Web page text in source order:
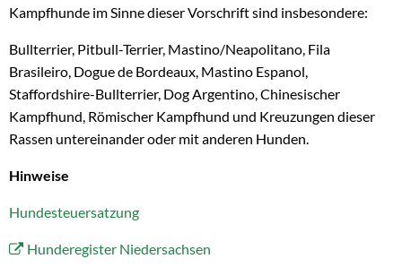
Kampfhunde im Sinne dieser Vorschrift sind insbesondere:
Bullterrier, Pitbull-Terrier, Mastino/Neapolitano, Fila
Brasileiro, Dogue de Bordeaux, Mastino Espanol,
Staffordshire-Bullterrier, Dog Argentino, Chinesischer
Kampfhund, Römischer Kampfhund und Kreuzungen dieser
Rassen untereinander oder mit anderen Hunden.
Hinweise
Hundesteuersatzung
Hunderegister Niedersachsen